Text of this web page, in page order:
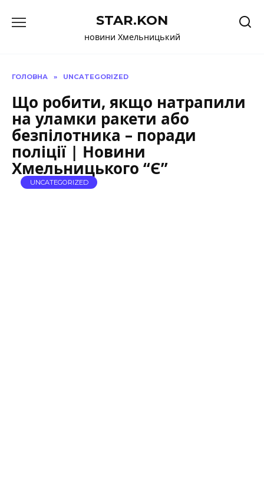
до
STAR.KON
новини Хмельницький
ГОЛОВНА » UNCATEGORIZED
Що робити, якщо натрапили
на уламки ракети або
безпілотника – поради
поліції | Новини
Хмельницького “Є”
UNCATEGORIZED